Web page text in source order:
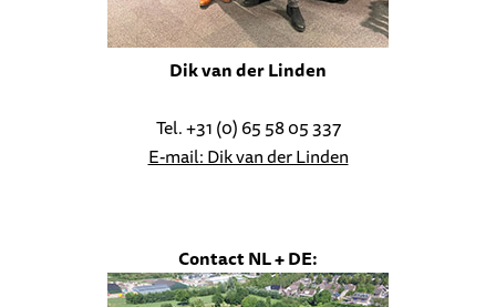
Dik van der Linden
Tel. +31 (0) 65 58 05 337
E-mail: Dik van der Linden
Contact NL + DE: